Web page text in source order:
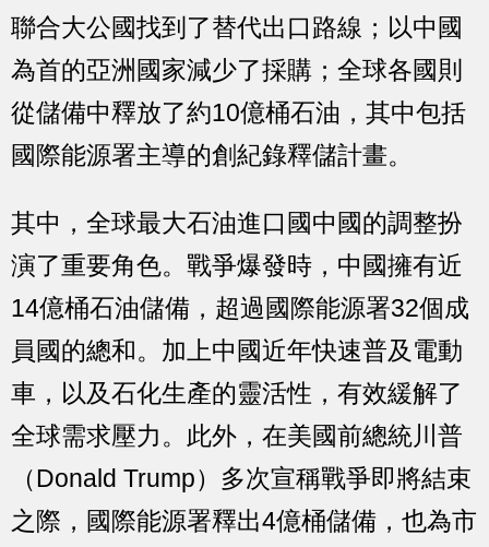
聯合大公國找到了替代出口路線；以中國
為首的亞洲國家減少了採購；全球各國則
從儲備中釋放了約10億桶石油，其中包括
國際能源署主導的創紀錄釋儲計畫。
其中，全球最大石油進口國中國的調整扮
演了重要角色。戰爭爆發時，中國擁有近
14億桶石油儲備，超過國際能源署32個成
員國的總和。加上中國近年快速普及電動
車，以及石化生產的靈活性，有效緩解了
全球需求壓力。此外，在美國前總統川普
（Donald Trump）多次宣稱戰爭即將結束
之際，國際能源署釋出4億桶儲備，也為市